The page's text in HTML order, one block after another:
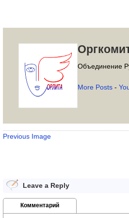
Объединение
More Posts -
Previous Image
Leave a Reply
Комментарий